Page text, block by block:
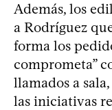
Además, los
a Rodríguez
forma los
comprometa”
llamados a
las iniciativas